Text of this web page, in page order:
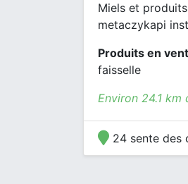
Miels et
metaczykapi
Produits en
faisselle
Environ 24.1
24 sente des